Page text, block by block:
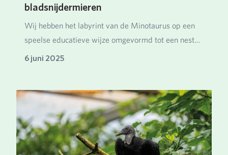
bladsnijdermieren
Wij hebben het labyrint van de Minotaurus op een
speelse educatieve wijze omgevormd tot een nest
van…
6 juni 2025